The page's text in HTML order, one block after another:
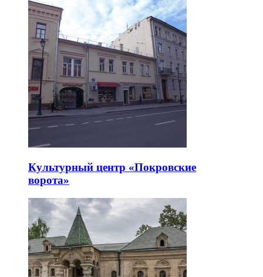
Культурный центр «Покровские
ворота»